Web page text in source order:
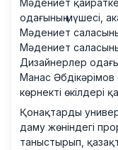
Мәдениет
одағының мүшесі,
Мәдениет
Мәдениет
Дизайнерлер
Манас Әбдікәрімов
көрнекті өкілдері
Қонақтарды
даму жөніндегі
таныстырып,